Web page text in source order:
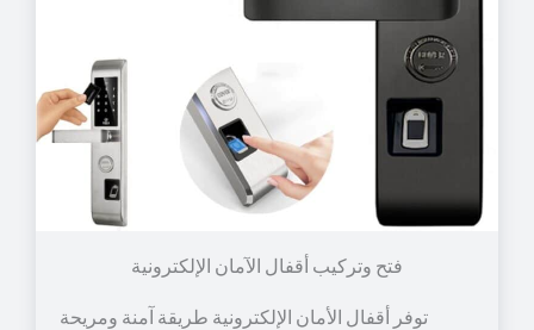
توفر أقفال الأمان الإلكترونية طريقة آمنة ومريحة